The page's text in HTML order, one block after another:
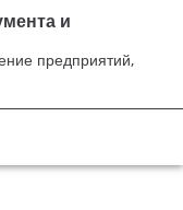
и
предприятий,